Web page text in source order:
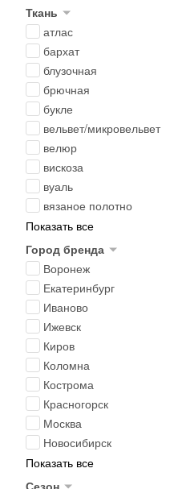
Ткань
атлас
бархат
блузочная
брючная
букле
вельвет/микровельвет
велюр
вискоза
вуаль
вязаное полотно
Показать все
Город бренда
Воронеж
Екатеринбург
Иваново
Ижевск
Киров
Коломна
Кострома
Красногорск
Москва
Новосибирск
Показать все
Сезон